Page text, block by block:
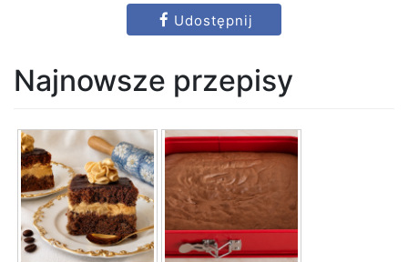
Udostępnij
Najnowsze przepisy